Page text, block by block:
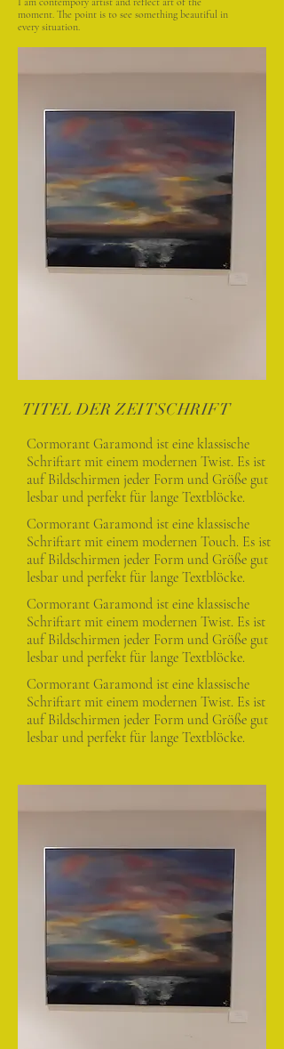
moment. The point is to see something beautiful in
every situation.
TITEL DER ZEITSCHRIFT
Cormorant Garamond ist eine klassische
Schriftart mit einem modernen Twist. Es ist
auf Bildschirmen jeder Form und Größe gut
lesbar und perfekt für lange Textblöcke.
Cormorant Garamond ist eine klassische
Schriftart mit einem modernen Touch. Es ist
auf Bildschirmen jeder Form und Größe gut
lesbar und perfekt für lange Textblöcke.
Cormorant Garamond ist eine klassische
Schriftart mit einem modernen Twist. Es ist
auf Bildschirmen jeder Form und Größe gut
lesbar und perfekt für lange Textblöcke.
Cormorant Garamond ist eine klassische
Schriftart mit einem modernen Twist. Es ist
auf Bildschirmen jeder Form und Größe gut
lesbar und perfekt für lange Textblöcke.